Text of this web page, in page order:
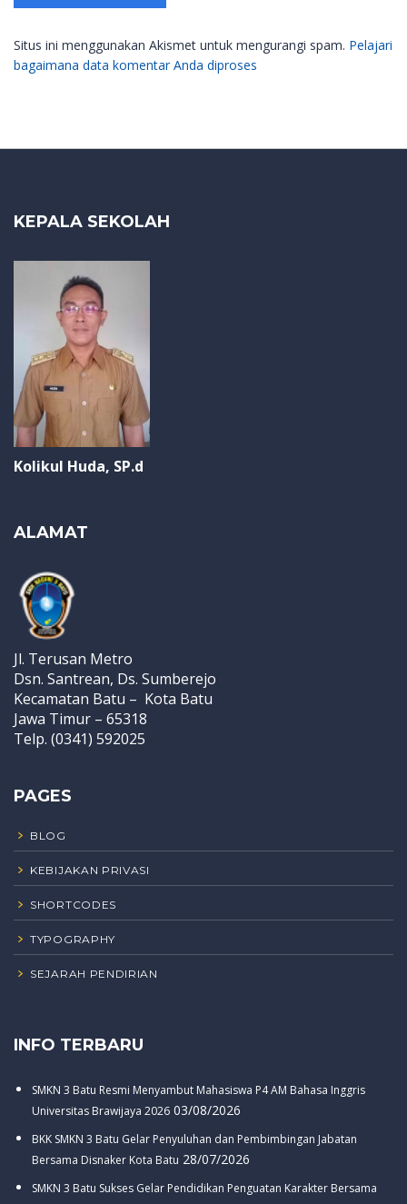
Situs ini menggunakan Akismet untuk mengurangi spam. Pelajari
bagaimana data komentar Anda diproses
KEPALA SEKOLAH
Kolikul Huda, SP.d
ALAMAT
Jl. Terusan Metro
Dsn. Santrean, Ds. Sumberejo
Kecamatan Batu – Kota Batu
Jawa Timur – 65318
Telp. (0341) 592025
PAGES
BLOG
KEBIJAKAN PRIVASI
SHORTCODES
TYPOGRAPHY
SEJARAH PENDIRIAN
INFO TERBARU
SMKN 3 Batu Resmi Menyambut Mahasiswa P4 AM Bahasa Inggris
Universitas Brawijaya 2026 03/08/2026
BKK SMKN 3 Batu Gelar Penyuluhan dan Pembimbingan Jabatan
Bersama Disnaker Kota Batu 28/07/2026
SMKN 3 Batu Sukses Gelar Pendidikan Penguatan Karakter Bersama